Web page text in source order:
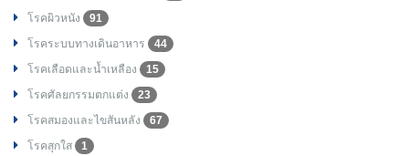
โรคผิวหนัง
91
โรคระบบทางเดินอาหาร
44
โรคเลือดและน้ำเหลือง
15
โรคศัลยกรรมตกแต่ง
23
โรคสมองและไขสันหลัง
67
โรคสุกใส
1